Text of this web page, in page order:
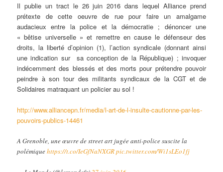
Il publie un tract le 26 juin 2016 dans lequel Alliance prend
prétexte de cette oeuvre de rue pour faire un amalgame
audacieux entre la police et la démocratie ; dénoncer une
« bêtise universelle » et remettre en cause le défenseur des
droits, la liberté d’opinion (1), l’action syndicale (donnant ainsi
une indication sur sa conception de la République) ; invoquer
indécemment des blessés et des morts pour prétendre pouvoir
peindre à son tour des militants syndicaux de la CGT et de
Solidaires matraquant un policier au sol !
http://www.alliancepn.fr/media/l-art-de-l-insulte-cautionne-par-les-
pouvoirs-publics-14461
A Grenoble, une œuvre de street art jugée anti-police suscite la
polémiquehttps://t.co/IeGfNaNXGRpic.twitter.com/Wi1sLEo1fj